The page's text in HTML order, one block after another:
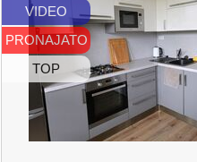
VIDEO
PRONAJATO
TOP